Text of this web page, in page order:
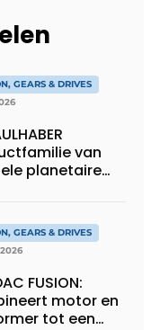
GEARS & DRIVES
van
planetaire
GEARS & DRIVES
FUSION:
motor en
tot een